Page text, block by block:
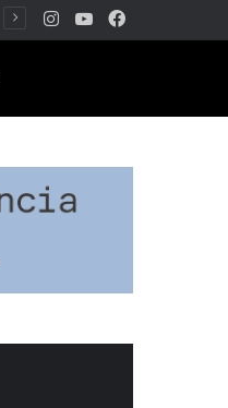
YouTube
Instagram